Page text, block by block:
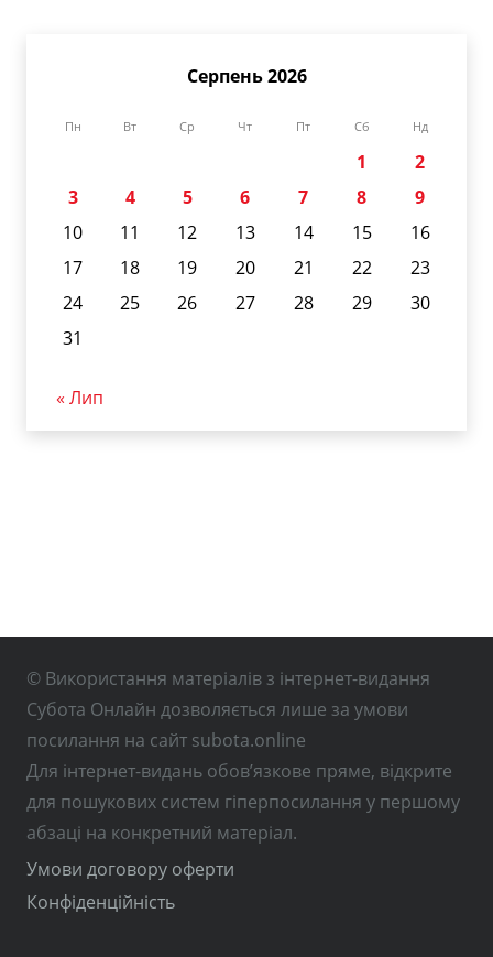
Серпень 2026
Пн Вт Ср Чт Пт Сб Нд
1
2
3
4 5 6 7 8
9
10
11 12 13 14 15
16
17
18 19 20 21 22
23
24
25 26 27 28 29
30
31
« Лип
© Використання матеріалів з інтернет-видання
Субота Онлайн дозволяється лише за умови
посилання на сайт subota.online
Для інтернет-видань обов’язкове пряме, відкрите
для пошукових систем гіперпосилання у першому
абзаці на конкретний матеріал.
Умови договору оферти
Конфіденційність